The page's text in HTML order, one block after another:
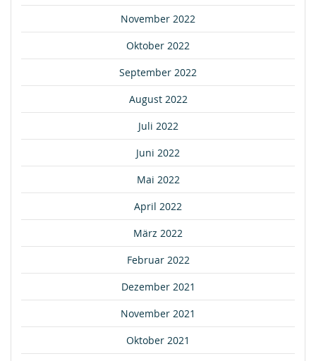
November 2022
Oktober 2022
September 2022
August 2022
Juli 2022
Juni 2022
Mai 2022
April 2022
März 2022
Februar 2022
Dezember 2021
November 2021
Oktober 2021